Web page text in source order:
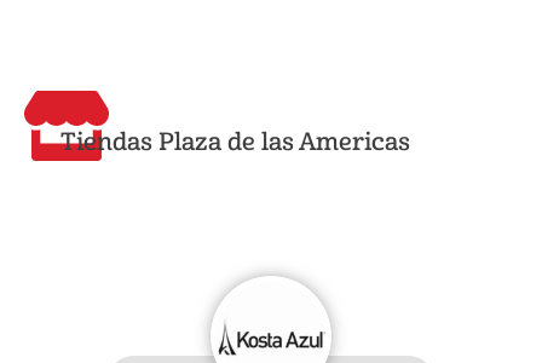
Tiendas Plaza de las Americas